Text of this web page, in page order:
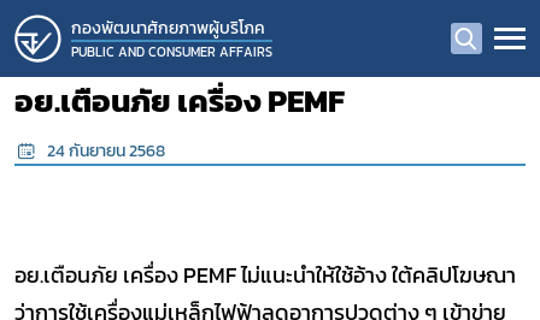
กองพัฒนาศักยภาพผู้บริโภค
PUBLIC AND CONSUMER AFFAIRS
อย.เตือนภัย เครื่อง PEMF
24 กันยายน 2568
อย.เตือนภัย เครื่อง PEMFไม่แนะนำให้ใช้อ้าง ใต้คลิปโฆษณา
ว่าการใช้เครื่องแม่เหล็กไฟฟ้าลดอาการปวดต่าง ๆ เข้าข่าย